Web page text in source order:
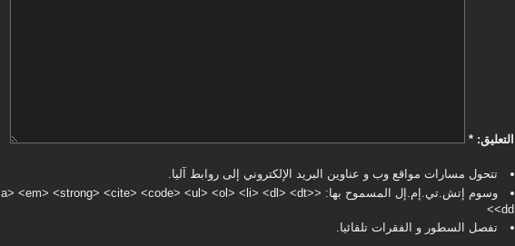
‏التعليق: ‏ *
تتحول مسارات مواقع وب و عناوين البريد الإلكتروني إلى روابط آليا.
وسوم إتش.تي.إم.إل المسموح بها: <a> <em> <strong> <cite> <code> <ul> <ol> <li> <dl> <dt>
<dd>
تفصل السطور و الفقرات تلقائيا.